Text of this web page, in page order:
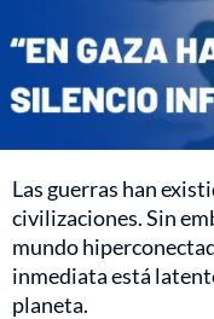
Las guerras han
civilizaciones. Sin
mundo
inmediata está
planeta.